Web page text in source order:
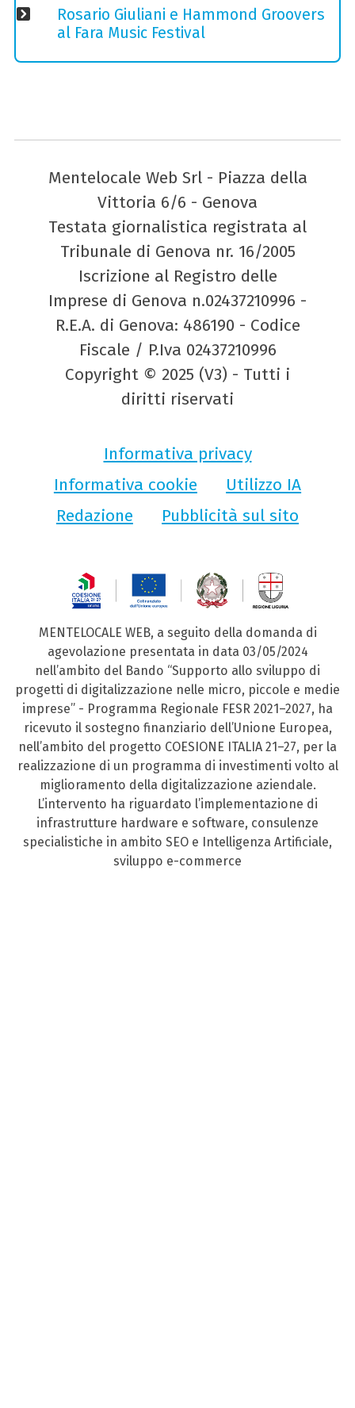
Rosario Giuliani e Hammond Groovers
al Fara Music Festival
Mentelocale Web Srl - Piazza della
Vittoria 6/6 - Genova
Testata giornalistica registrata al
Tribunale di Genova nr. 16/2005
Iscrizione al Registro delle
Imprese di Genova n.02437210996 -
R.E.A. di Genova: 486190 - Codice
Fiscale / P.Iva 02437210996
Copyright © 2025 (V3) - Tutti i
diritti riservati
Informativa privacy
Informativa cookie
Utilizzo IA
Redazione
Pubblicità sul sito
MENTELOCALE WEB, a seguito della domanda di
agevolazione presentata in data 03/05/2024
nell’ambito del Bando “Supporto allo sviluppo di
progetti di digitalizzazione nelle micro, piccole e medie
imprese” - Programma Regionale FESR 2021–2027, ha
ricevuto il sostegno finanziario dell’Unione Europea,
nell’ambito del progetto COESIONE ITALIA 21–27, per la
realizzazione di un programma di investimenti volto al
miglioramento della digitalizzazione aziendale.
L’intervento ha riguardato l’implementazione di
infrastrutture hardware e software, consulenze
specialistiche in ambito SEO e Intelligenza Artificiale,
sviluppo e-commerce